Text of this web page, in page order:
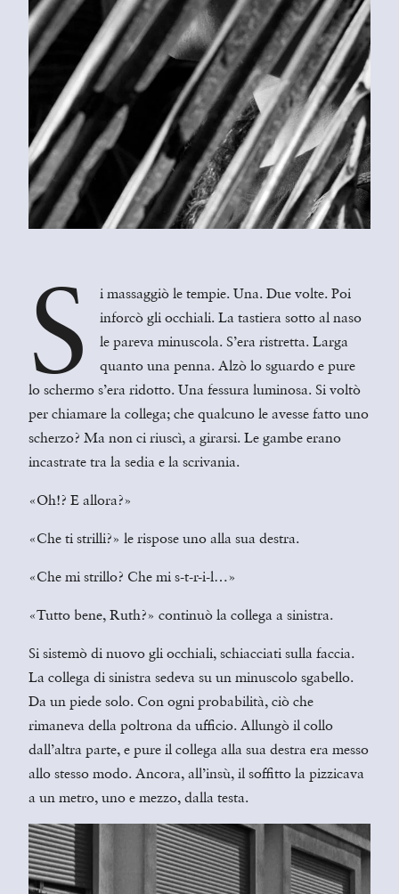
S
i massaggiò le tempie. Una. Due volte. Poi
inforcò gli occhiali. La tastiera sotto al naso
le pareva minuscola. S’era ristretta. Larga
quanto una penna. Alzò lo sguardo e pure
lo schermo s’era ridotto. Una fessura luminosa. Si voltò
per chiamare la collega; che qualcuno le avesse fatto uno
scherzo? Ma non ci riuscì, a girarsi. Le gambe erano
incastrate tra la sedia e la scrivania.
«Oh!? E allora?»
«Che ti strilli?» le rispose uno alla sua destra.
«Che mi strillo? Che mi s-t-r-i-l…»
«Tutto bene, Ruth?» continuò la collega a sinistra.
Si sistemò di nuovo gli occhiali, schiacciati sulla faccia.
La collega di sinistra sedeva su un minuscolo sgabello.
Da un piede solo. Con ogni probabilità, ciò che
rimaneva della poltrona da ufficio. Allungò il collo
dall’altra parte, e pure il collega alla sua destra era messo
allo stesso modo. Ancora, all’insù, il soffitto la pizzicava
a un metro, uno e mezzo, dalla testa.